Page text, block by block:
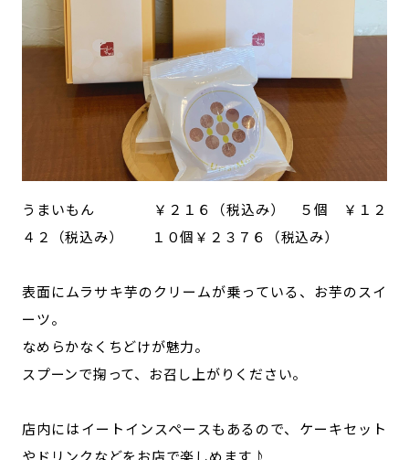
うまいもん ￥２１６（税込み） ５個 ￥１２
４２（税込み） １０個￥２３７６（税込み）
表面にムラサキ芋のクリームが乗っている、お芋のスイ
ーツ。
なめらかなくちどけが魅力。
スプーンで掬って、お召し上がりください。
店内にはイートインスペースもあるので、ケーキセット
やドリンクなどをお店で楽しめます♪